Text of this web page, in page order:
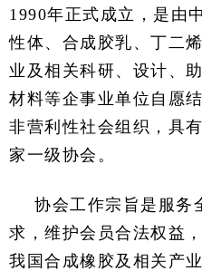
1990年正式成立，是由
性体、合成胶乳、丁二
业及相关科研、设计、
材料等企事业单位自愿
非营利性社会组织，具
家一级协会。
协会工作宗旨是服务
求，维护会员合法权益
我国合成橡胶及相关产